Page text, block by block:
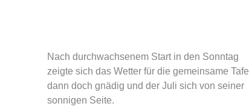
Nach durchwachsenem Start in den Sonntag
zeigte sich das Wetter für die gemeinsame Tafel
dann doch gnädig und der Juli sich von seiner
sonnigen Seite.